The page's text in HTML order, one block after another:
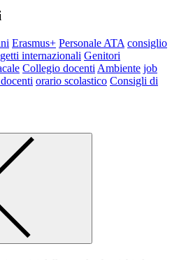
Erasmus+ Personale ATA consiglio
internazionali Genitori
Collegio docenti Ambiente job
orario scolastico Consigli di